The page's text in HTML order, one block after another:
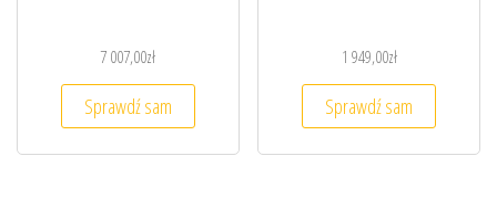
7 007,00zł
Sprawdź sam
1 949,00zł
Sprawdź sam